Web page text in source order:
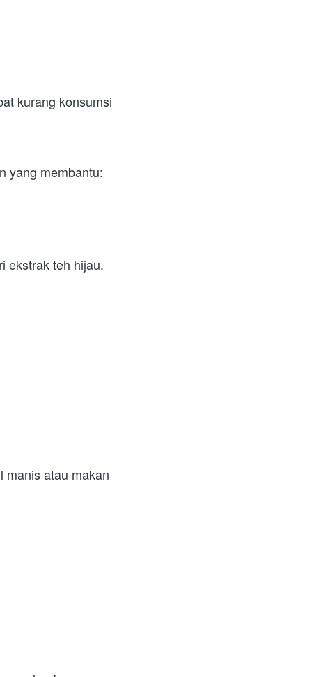
kurang konsumsi
yang membantu:
ekstrak teh hijau.
manis atau makan